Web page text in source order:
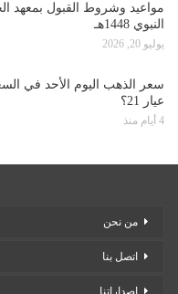
مواعيد وشروط القبول بمعهد
النبوي 1448هـ
يوليو 20, 2026
سعر الذهب اليوم الأحد في
عيار 21؟
4 أيام منذ
من نحن
اتصل بنا
إصداراتنا